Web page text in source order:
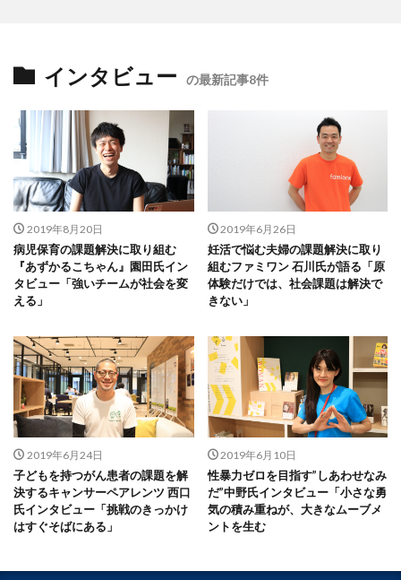
インタビュー の最新記事8件
2019年8月20日
病児保育の課題解決に取り組む
『あずかるこちゃん』園田氏イン
タビュー「強いチームが社会を変
える」
2019年6月26日
妊活で悩む夫婦の課題解決に取り
組むファミワン 石川氏が語る「原
体験だけでは、社会課題は解決で
きない」
2019年6月24日
子どもを持つがん患者の課題を解
決するキャンサーペアレンツ 西口
氏インタビュー「挑戦のきっかけ
はすぐそばにある」
2019年6月10日
性暴力ゼロを目指す”しあわせなみ
だ”中野氏インタビュー「小さな勇
気の積み重ねが、大きなムーブメ
ントを生む